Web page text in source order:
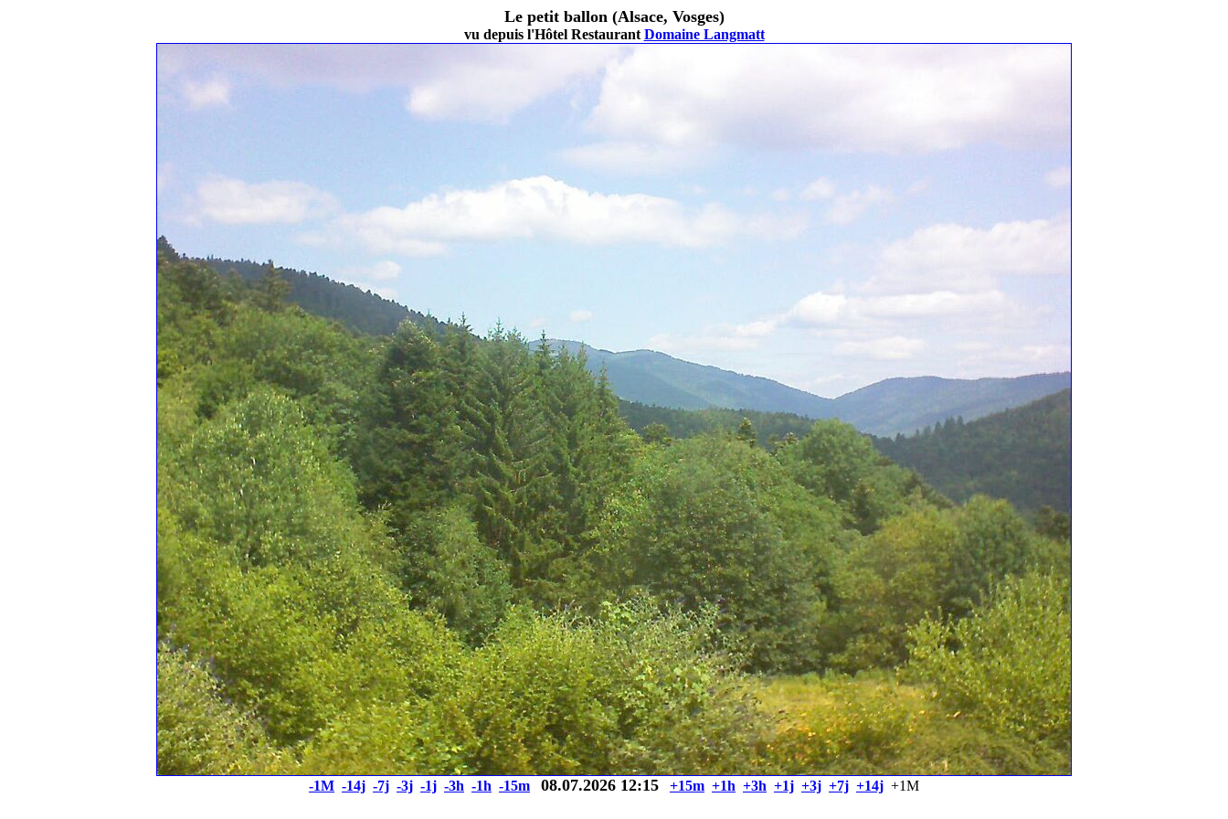
Le petit ballon (Alsace, Vosges)
vu depuis l'Hôtel Restaurant Domaine Langmatt
-1M -14j -7j -3j -1j -3h -1h -15m 08.07.2026 12:15 +15m +1h +3h +1j +3j +7j +14j +1M